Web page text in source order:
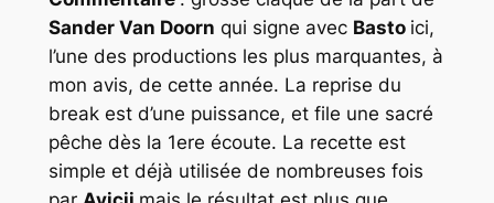
Sander Van Doorn qui signe avec Basto ici,
l’une des productions les plus marquantes, à
mon avis, de cette année. La reprise du
break est d’une puissance, et file une sacré
pêche dès la 1ere écoute. La recette est
simple et déjà utilisée de nombreuses fois